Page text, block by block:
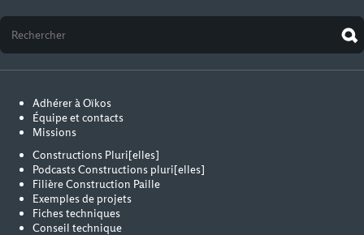
Adhérer à Oïkos
Équipe et contacts
Missions
Constructions Pluri[elles]
Podcasts Constructions pluri[elles]
Filière Construction Paille
Exemples de projets
Fiches techniques
Conseil technique